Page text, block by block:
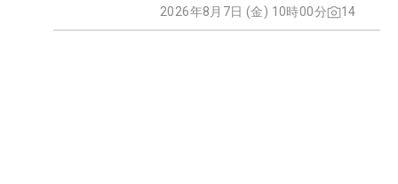
2026年8月7日 (金) 10時00分 14